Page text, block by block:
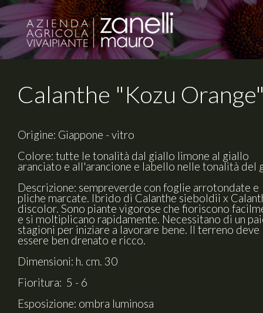
Calanthe "Kozu
Origine: Giappone - vitro
Colore: tutte le tonalità dal giallo limone al giallo
aranciato e all'arancione e labello nelle tonalità del
Descrizione: sempreverde con foglie arrotondate e
pliche marcate. Ibrido di Calanthe sieboldii x
discolor. Sono piante vigorose che fioriscono
e si moltiplicano rapidamente. Necessitano di un
stagioni per iniziare a lavorare bene. Il terreno deve
essere ben drenato e ricco.
Dimensioni: h. cm. 30
Fioritura: 5 - 6
Esposizione: ombra luminosa